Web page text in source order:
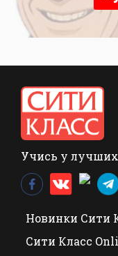
Учись у
Новинки Сити
Сити Класс